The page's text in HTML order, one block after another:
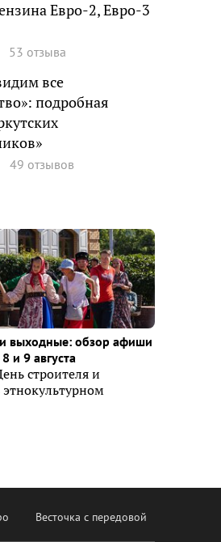
Евро-2, Евро-3
53 отзыва
все
подробная
49 отзывов
выходные: обзор афиши
и 9 августа
строителя и
этнокультурном
Весточка с передовой